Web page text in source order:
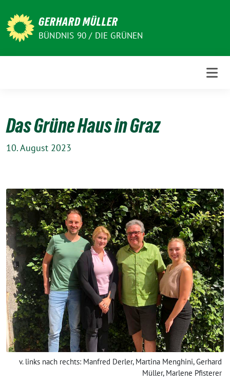
zum
Inhalt
GERHARD MÜLLER
BÜNDNIS 90 / DIE GRÜNEN
Das Grüne Haus in Graz
10. August 2023
v. links nach rechts: Manfred Derler, Martina Menghini, Gerhard
Müller, Marlene Pfisterer